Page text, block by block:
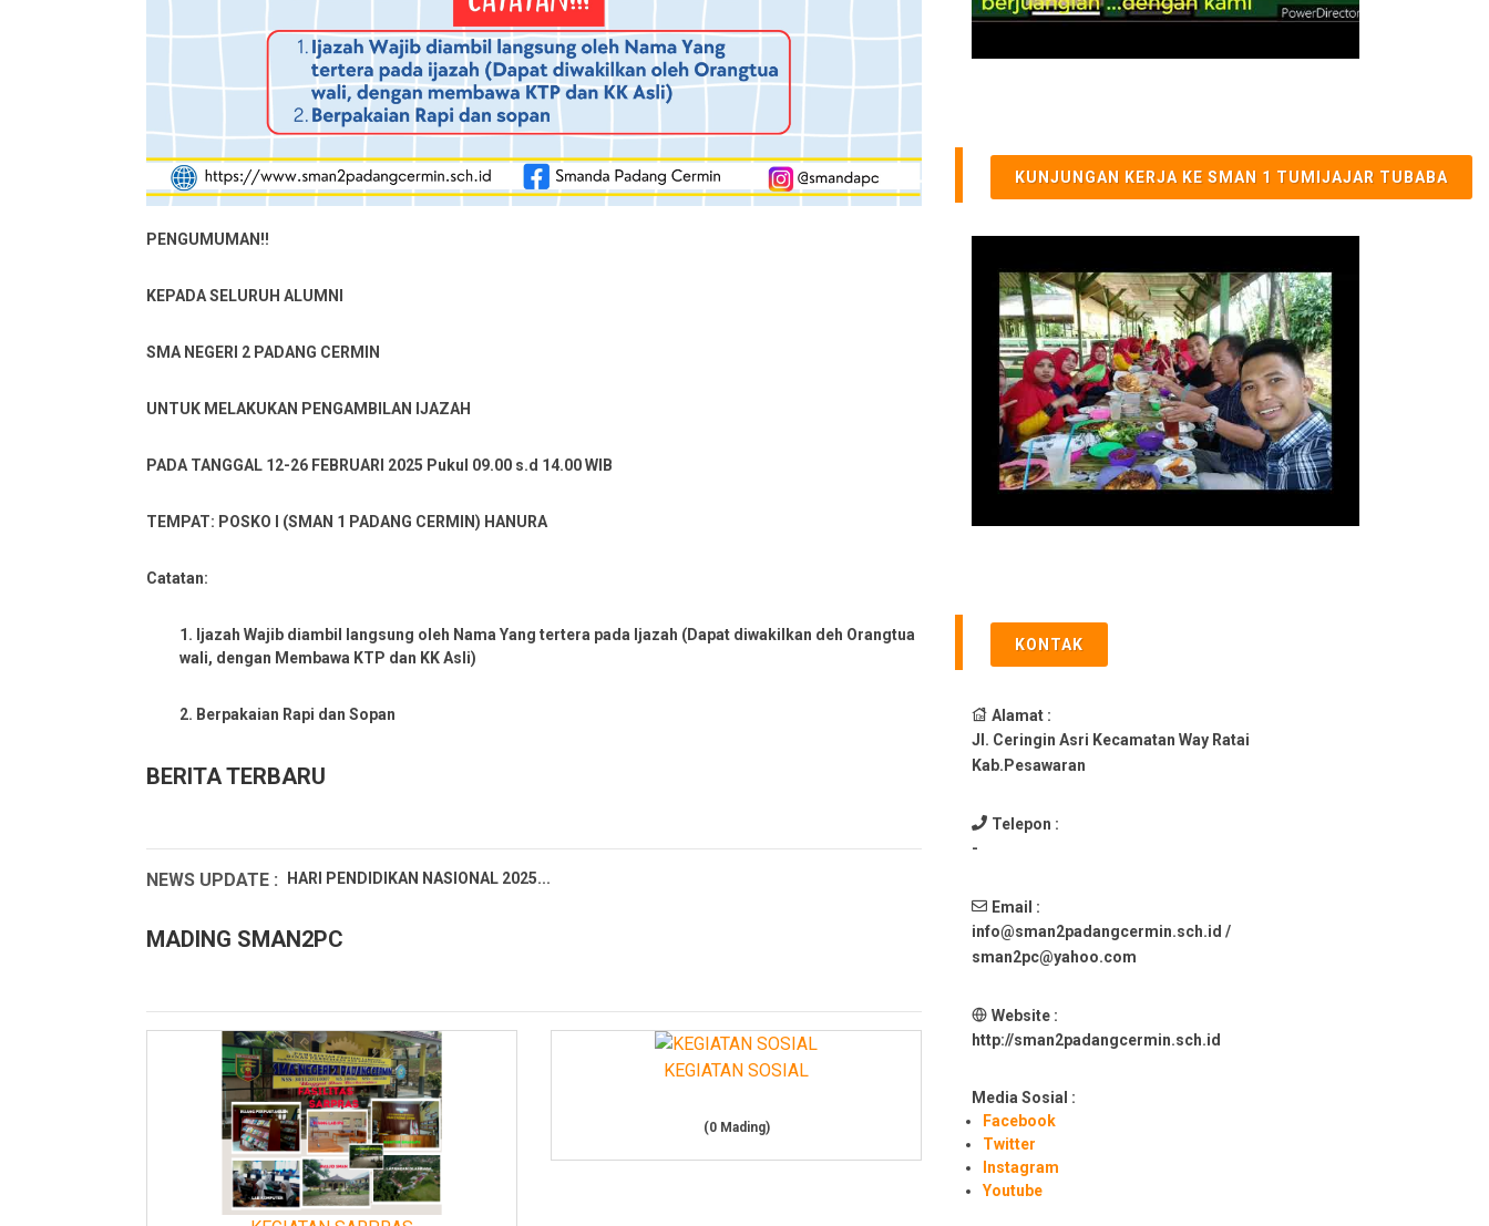
PENGUMUMAN!!
KEPADA SELURUH ALUMNI
SMA NEGERI 2 PADANG CERMIN
UNTUK MELAKUKAN PENGAMBILAN IJAZAH
PADA TANGGAL 12-26 FEBRUARI 2025 Pukul 09.00 s.d 14.00WIB
TEMPAT: POSKO I (SMAN 1 PADANG CERMIN) HANURA
Catatan:
1. Ijazah Wajib diambil langsung oleh Nama Yang tertera pada Ijazah (Dapat diwakilkan deh Orangtua
wali, dengan Membawa KTP dan KK Asli)
2. Berpakaian Rapi dan Sopan
BERITA TERBARU
NEWS UPDATE : HARI PENDIDIKAN NASIONAL 2025...
PENGUMUMAN PENGAMBILAN IJAZAH SEMUA ALUMNI SMAN 2 PADANG CER...
Ucapan Selamat dari Kepala SMAN 2 Padang Cermin atas Pelanti...
Selamat Dan Sukses Atas Prestasi Yang diraih Dalam Kejuaraan...
LATIHAN DASAR KEPEMIMPINAN (LDK) SMAN 2 PADANG CERMIN TAHUN ...
SELAMAT DAN SUKSES ATAS DITERIMANYA SEBAGAI APARATUR SIPIL P...
MADING SMAN2PC
KEGIATAN SOSIAL
(0 Mading)
KUNJUNGAN KERJA KE SMAN 1 TUMIJAJAR TUBABA
KONTAK
Alamat :
Jl. Ceringin Asri Kecamatan Way Ratai
Kab.Pesawaran
Telepon :
-
Email :
info@sman2padangcermin.sch.id /
sman2pc@yahoo.com
Website :
http://sman2padangcermin.sch.id
Media Sosial :
Facebook
Twitter
Instagram
Youtube